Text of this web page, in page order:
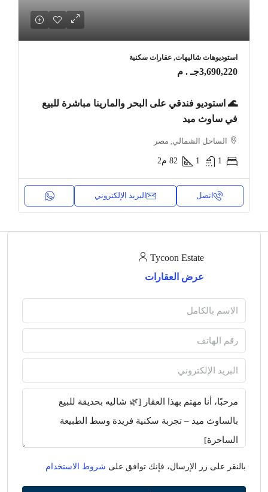
استوديوهات شاليهات, عقارات سكنية
3,690,220جـ . م
🌊 استوديو فندقي على البحر والمارينا مباشرة للبيع
في ساوث ميد
الساحل الشمالي, مصر
1
1
82 م2
اتصل البريد الإلكتروني
Tycoon Estate
عرض العقارات
بالنقر على زر الإرسال، فإنك توافق على شروط الاستخدام